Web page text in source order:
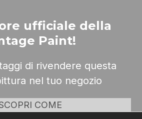
ufficiale della
Paint!
di rivendere questa
nel tuo negozio
COME